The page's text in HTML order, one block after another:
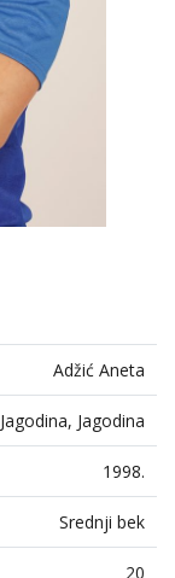
Adžić Aneta
Jagodina, Jagodina
1998.
Srednji bek
20